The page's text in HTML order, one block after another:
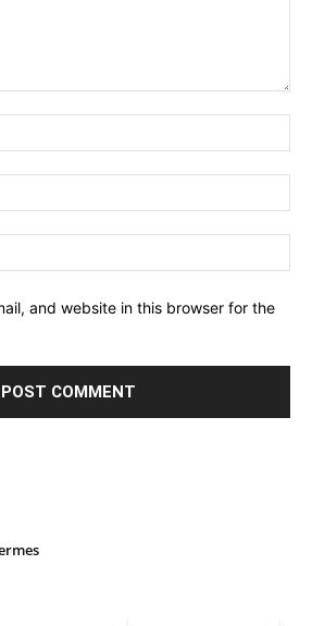
and website in this browser for the